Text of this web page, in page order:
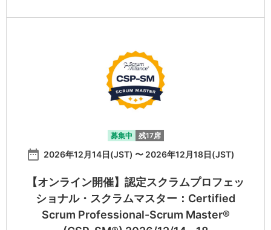
募集中 残17席
date_range 2026年12月14日(JST) 〜 2026年12月18日(JST)
【オンライン開催】認定スクラムプロフェッ
ショナル・スクラムマスター：Certified
Scrum Professional-Scrum Master®